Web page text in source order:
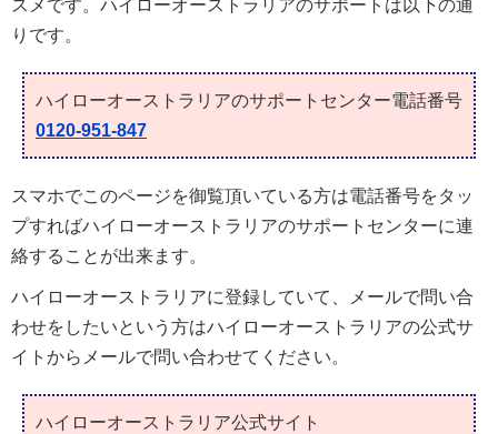
スメです。ハイローオーストラリアのサポートは以下の通
りです。
ハイローオーストラリアのサポートセンター電話番号
0120-951-847
スマホでこのページを御覧頂いている方は電話番号をタッ
プすればハイローオーストラリアのサポートセンターに連
絡することが出来ます。
ハイローオーストラリアに登録していて、メールで問い合
わせをしたいという方はハイローオーストラリアの公式サ
イトからメールで問い合わせてください。
ハイローオーストラリア公式サイト